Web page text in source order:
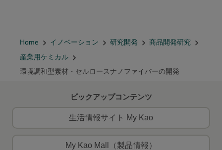
Home イノベーション 研究開発
商品開発研究
産業用ケミカル
環境調和型素材・セルロースナノファイバーの開発
ピックアップコンテンツ
生活情報サイト My Kao
My Kao Mall（製品情報）